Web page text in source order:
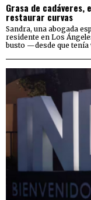
Grasa de
restaurar curvas
Sandra, una abogada
residente en Los
busto —desde que